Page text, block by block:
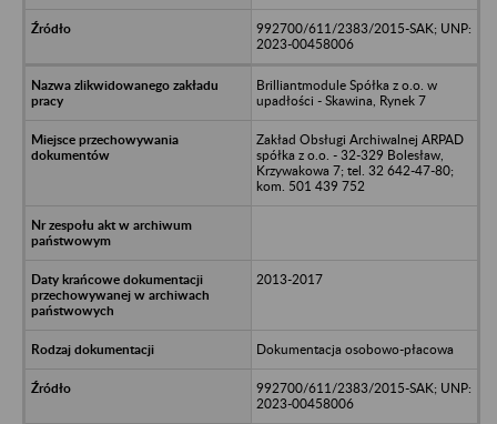
992700/611/2383/2015-SAK; UNP:
2023-00458006
Brilliantmodule Spółka z o.o. w
upadłości - Skawina, Rynek 7
Zakład Obsługi Archiwalnej ARPAD
spółka z o.o. - 32-329 Bolesław,
Krzywakowa 7; tel. 32 642-47-80;
kom. 501 439 752
2013-2017
Dokumentacja osobowo-płacowa
992700/611/2383/2015-SAK; UNP:
2023-00458006